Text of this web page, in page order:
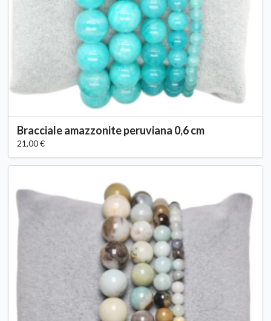
Bracciale amazzonite peruviana 0,6 cm
21,00 €